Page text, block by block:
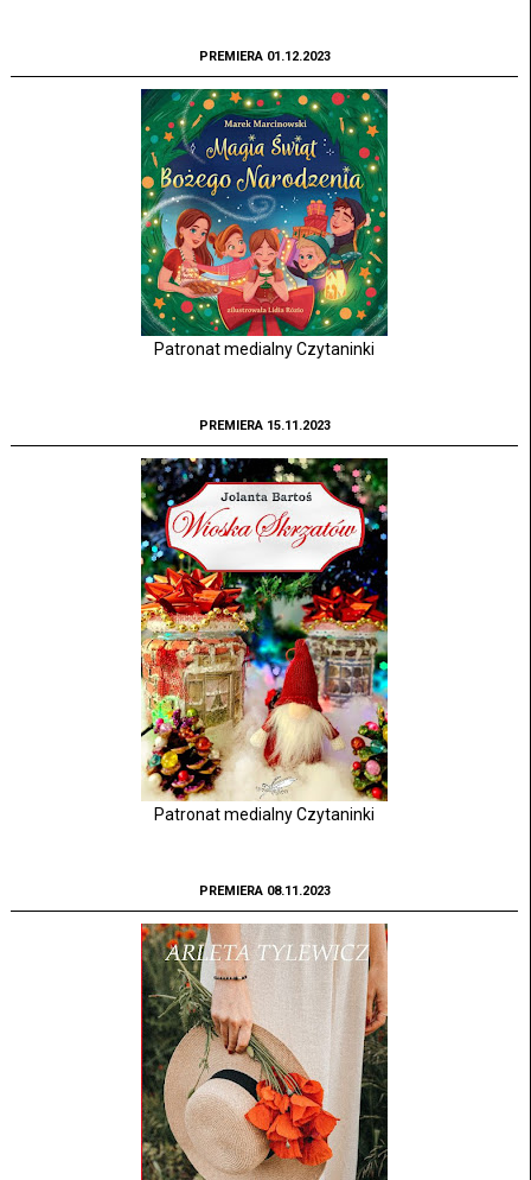
PREMIERA 01.12.2023
Patronat medialny Czytaninki
PREMIERA 15.11.2023
Patronat medialny Czytaninki
PREMIERA 08.11.2023